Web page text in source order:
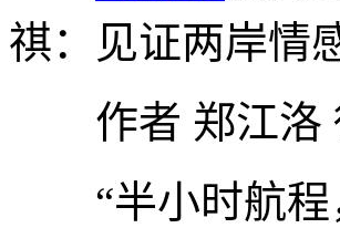
祺：见证两岸情
作者 郑江洛
“半小时航程